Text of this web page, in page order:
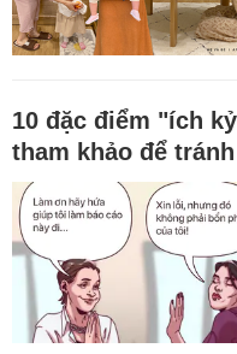
10 đặc điểm "ích
tham khảo để